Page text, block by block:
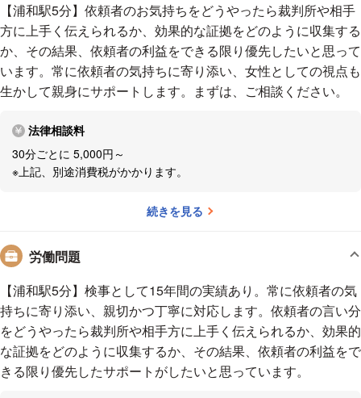
【浦和駅5分】依頼者のお気持ちをどうやったら裁判所や相手
方に上手く伝えられるか、効果的な証拠をどのように収集する
か、その結果、依頼者の利益をできる限り優先したいと思って
います。常に依頼者の気持ちに寄り添い、女性としての視点も
生かして親身にサポートします。まずは、ご相談ください。
法律相談料
30分ごとに 5,000円～
※上記、別途消費税がかかります。
続きを見る
労働問題
【浦和駅5分】検事として15年間の実績あり。常に依頼者の気
持ちに寄り添い、親切かつ丁寧に対応します。依頼者の言い分
をどうやったら裁判所や相手方に上手く伝えられるか、効果的
な証拠をどのように収集するか、その結果、依頼者の利益をで
きる限り優先したサポートがしたいと思っています。